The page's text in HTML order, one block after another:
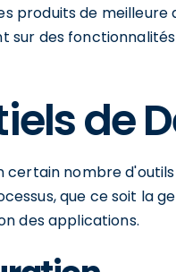
produits de meilleure
sur des
de
certain nombre
que ce soit la
des applications.